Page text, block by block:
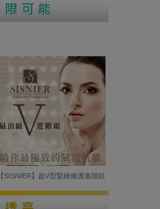
【SISNIER】超V型緊緻修護進階組